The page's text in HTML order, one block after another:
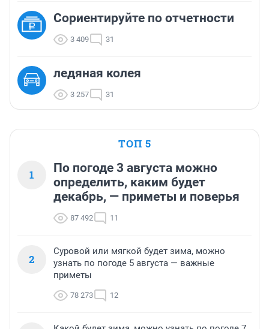
Сориентируйте по отчетности
3 409 31
ледяная колея
3 257 31
ТОП 5
1
По погоде 3 августа можно
определить, каким будет
декабрь, — приметы и поверья
87 492 11
2
Суровой или мягкой будет зима, можно
узнать по погоде 5 августа — важные
приметы
78 273 12